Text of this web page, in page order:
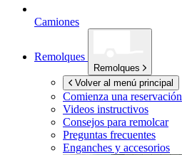
Camiones
Remolques
Remolques
Volver al menú principal
Comienza una reservación
Videos instructivos
Consejos para remolcar
Preguntas frecuentes
Enganches y accesorios